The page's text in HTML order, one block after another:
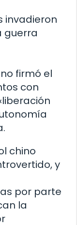
invadieron
guerra
firmó el
con
chino
y
por parte
la